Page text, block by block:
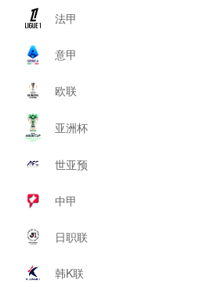
法甲
意甲
欧联
亚洲杯
世亚预
中甲
日职联
韩K联